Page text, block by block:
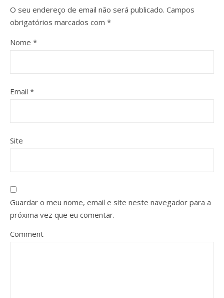
O seu endereço de email não será publicado. Campos
obrigatórios marcados com *
Nome *
Email *
Site
Guardar o meu nome, email e site neste navegador para a
próxima vez que eu comentar.
Comment